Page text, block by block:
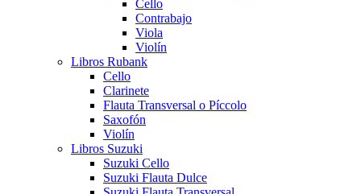
Cello
Contrabajo
Viola
Violín
Libros Rubank
Cello
Clarinete
Flauta Transversal o Píccolo
Saxofón
Violín
Libros Suzuki
Suzuki Cello
Suzuki Flauta Dulce